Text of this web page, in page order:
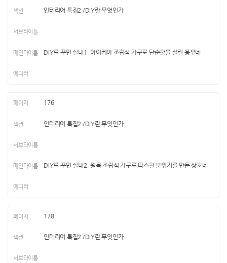
인테리어 특집2 /DIY란 무엇인가
DIY로 꾸민 실내1_아이케아 조립식 가구로 단순함을 살린 용우네
176
인테리어 특집2 /DIY란 무엇인가
DIY로 꾸민 실내2_원목 조립식 가구로 따스한 분위기를 만든 상호네
178
인테리어 특집2 /DIY란 무엇인가